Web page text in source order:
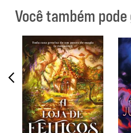
Você também